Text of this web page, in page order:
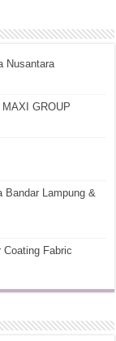
Nusantara
GROUP
Bandar Lampung &
Coating Fabric